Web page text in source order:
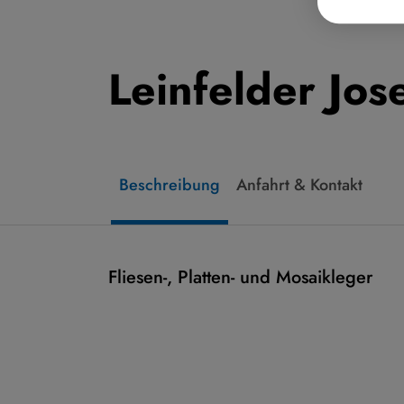
Leinfelder
Beschreibung Anfahrt & Kontakt
Fliesen-, Platten- und Mosaikleger